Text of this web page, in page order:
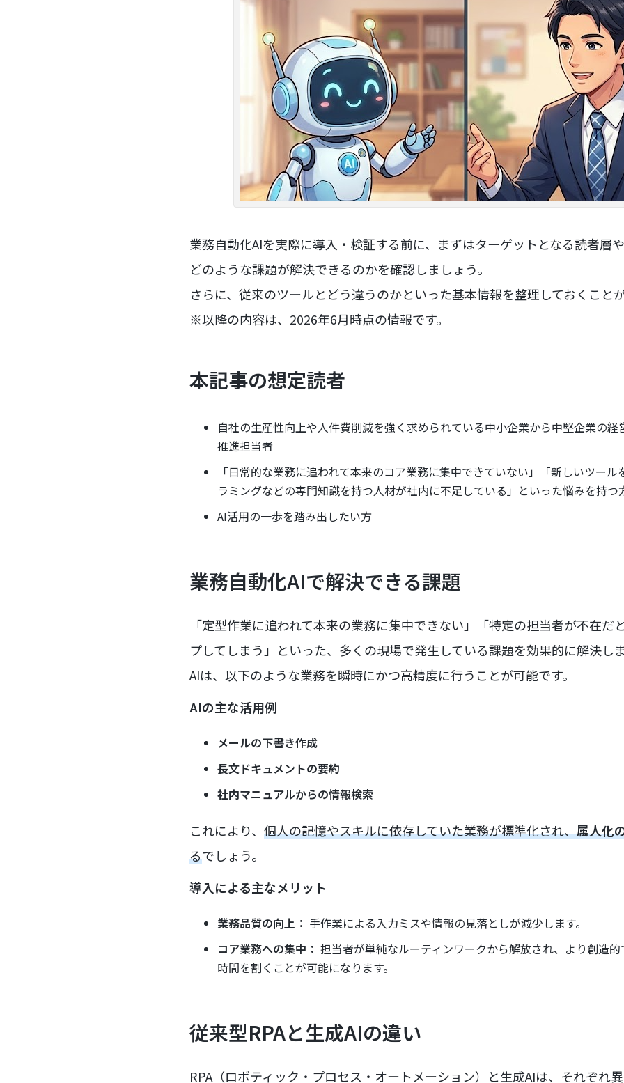
業務自動化AIを実際に導入・検証する前に、まずはターゲットとなる読者層
どのような課題が解決できるのかを確認しましょう。
さらに、従来のツールとどう違うのかといった基本情報を整理しておくこと
※以降の内容は、2026年6月時点の情報です。
本記事の想定読者
自社の生産性向上や人件費削減を強く求められている中小企業から中堅企業の経
推進担当者
「日常的な業務に追われて本来のコア業務に集中できていない」「新しいツー
ラミングなどの専門知識を持つ人材が社内に不足している」といった悩みを持つ
AI活用の一歩を踏み出したい方
業務自動化AIで解決できる課題
「定型作業に追われて本来の業務に集中できない」「特定の担当者が不在だ
プしてしまう」といった、多くの現場で発生している課題を効果的に解決し
AIは、以下のような業務を瞬時にかつ高精度に行うことが可能です。
AIの主な活用例
メールの下書き作成
長文ドキュメントの要約
社内マニュアルからの情報検索
これにより、 個人の記憶やスキルに依存していた業務が標準化され、属人化
るでしょう。
導入による主なメリット
業務品質の向上： 手作業による入力ミスや情報の見落としが減少します。
コア業務への集中： 担当者が単純なルーティンワークから解放され、より創造
時間を割くことが可能になります。
従来型RPAと生成AIの違い
RPA（ロボティック・プロセス・オートメーション）と生成AIは、それぞれ